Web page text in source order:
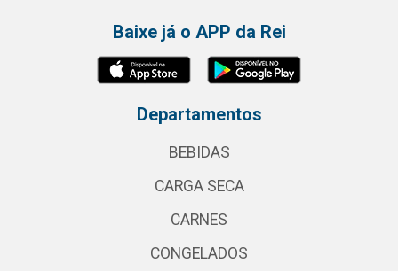
Baixe já o APP da Rei
Departamentos
BEBIDAS
CARGA SECA
CARNES
CONGELADOS